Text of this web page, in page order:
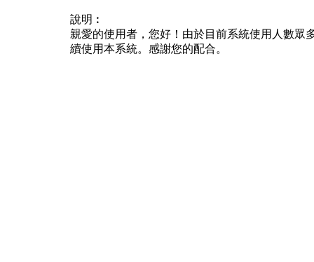
說明︰
親愛的使用者，您好！由於目前系統使用人數眾
續使用本系統。感謝您的配合。